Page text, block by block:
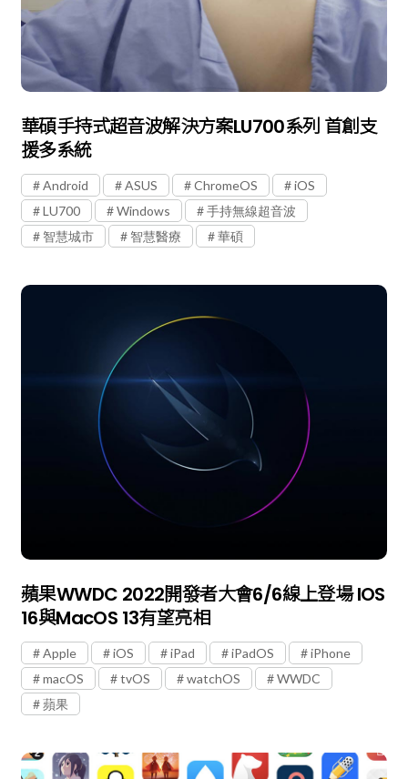
華碩手持式超音波解決方案LU700系列 首創支
援多系統
Android ASUS ChromeOS
iOS
LU700
Windows
手持無線超音波
智慧城市
智慧醫療 華碩
蘋果WWDC 2022開發者大會6/6線上登場 IOS
16與macOS 13有望亮相
Apple iOS iPad iPadOS
iPhone
macOS
tvOS watchOS
WWDC
蘋果